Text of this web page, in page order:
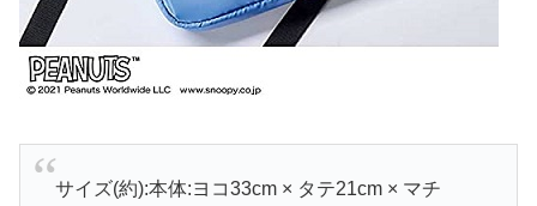
サイズ(約):本体:ヨコ33cm × タテ21cm × マチ